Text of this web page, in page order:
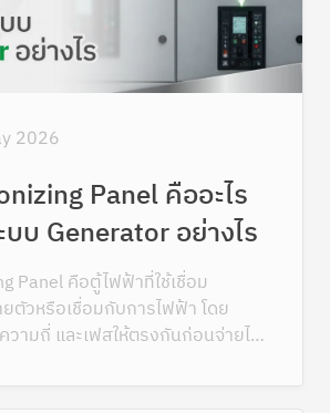
2026
Panel คืออะไร
บบ Generator อย่างไร
Panel คือตู้ไฟฟ้าที่ใช้เชื่อม
ตัวหรือเชื่อมกับการไฟฟ้า โดย
ามถี่ และเฟสให้ตรงกันก่อนจ่ายไฟ